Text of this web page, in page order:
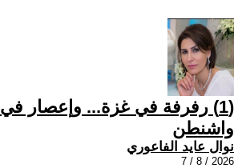
(1) رفرفة في غزة... وإعصار في
واشنطن
نوال عايد الفاعوري
2026 / 8 / 7